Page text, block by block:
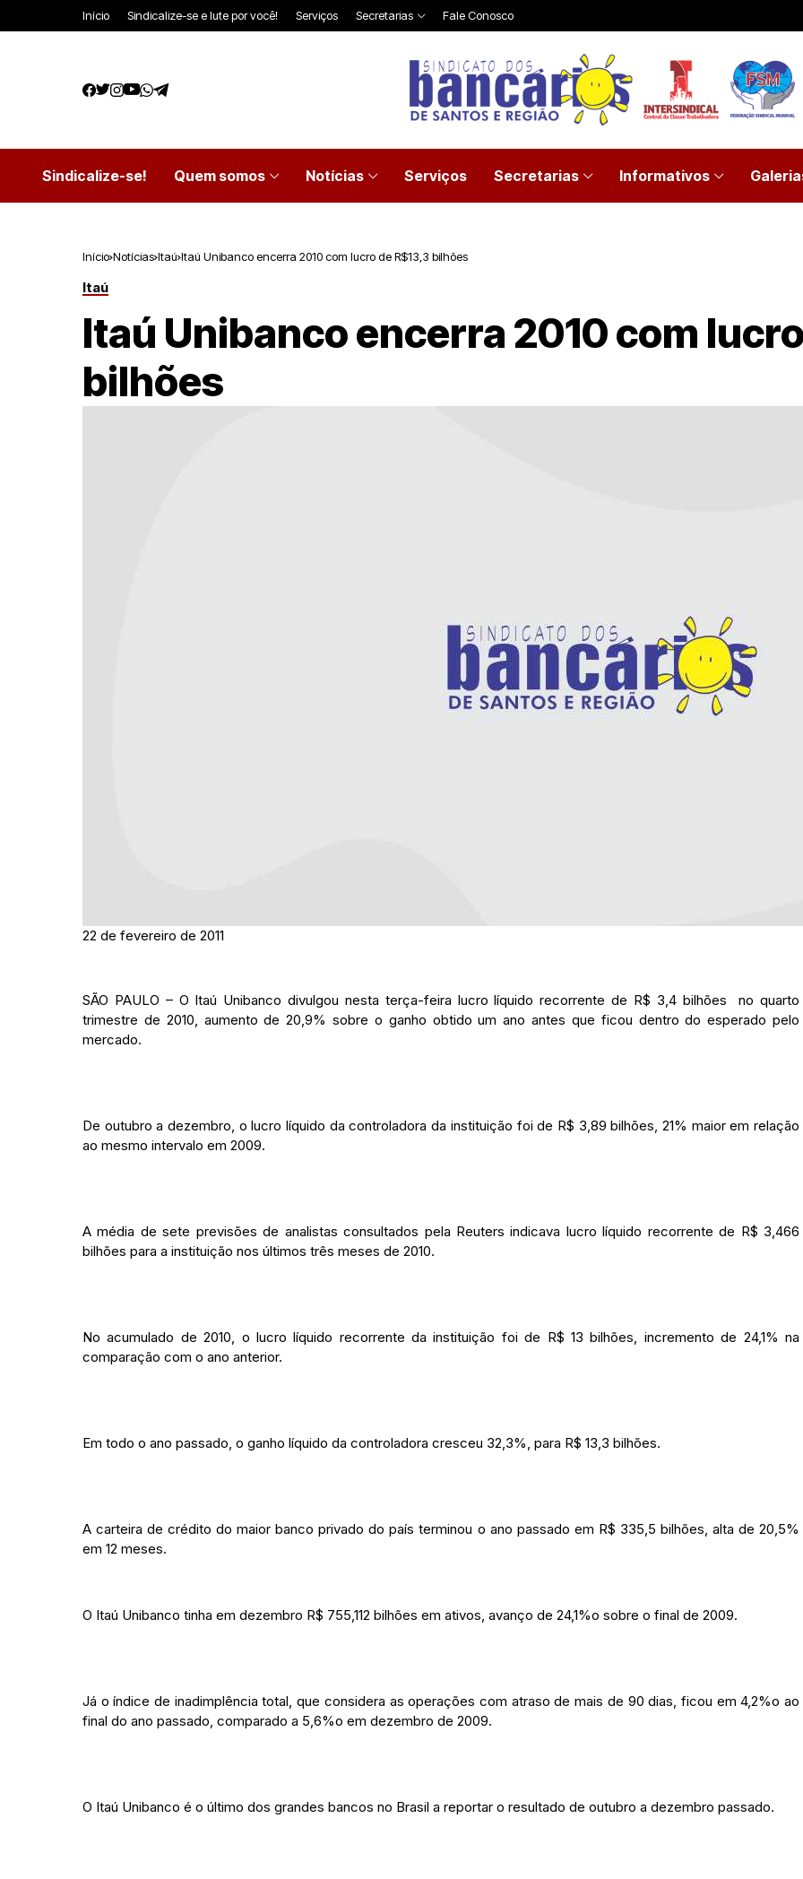
Início Sindicalize-se e lute por você! Serviços Secretarias Fale Conosco
Sindicalize-se! Quem somos Notícias Serviços Secretarias Informativos
Início Notícias Itaú Itaú Unibanco encerra 2010 com lucro de R$13,3 bilhões
Itaú
Itaú Unibanco encerra 2010 com
bilhões
22 de fevereiro de 2011
SÃO PAULO – O Itaú Unibanco divulgou nesta terça-feira lucro líquido recorrente de R$ 3,4 bilhões no quarto
trimestre de 2010, aumento de 20,9% sobre o ganho obtido um ano antes que ficou dentro do esperado pelo
mercado.
De outubro a dezembro, o lucro líquido da controladora da instituição foi de R$ 3,89 bilhões, 21% maior em relação
ao mesmo intervalo em 2009.
A média de sete previsões de analistas consultados pela Reuters indicava lucro líquido recorrente de R$ 3,466
bilhões para a instituição nos últimos três meses de 2010.
No acumulado de 2010, o lucro líquido recorrente da instituição foi de R$ 13 bilhões, incremento de 24,1% na
comparação com o ano anterior.
Em todo o ano passado, o ganho líquido da controladora cresceu 32,3%, para R$ 13,3 bilhões.
A carteira de crédito do maior banco privado do país terminou o ano passado em R$ 335,5 bilhões, alta de 20,5%
em 12 meses.
O Itaú Unibanco tinha em dezembro R$ 755,112 bilhões em ativos, avanço de 24,1%o sobre o final de 2009.
Já o índice de inadimplência total, que considera as operações com atraso de mais de 90 dias, ficou em 4,2%o ao
final do ano passado, comparado a 5,6%o em dezembro de 2009.
O Itaú Unibanco é o último dos grandes bancos no Brasil a reportar o resultado de outubro a dezembro passado.